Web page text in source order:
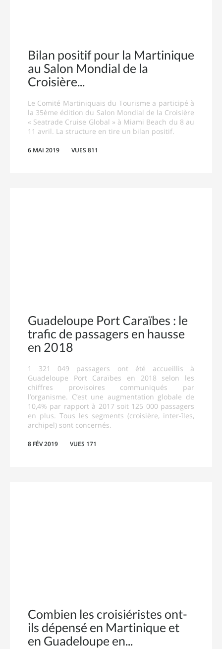
Bilan positif pour la Martinique
au Salon Mondial de la
Croisière
Le Comité Martiniquais du Tourisme a participé à
la 35ème édition du Salon Mondial de la Croisière
« Seatrade Cruise Global » à Miami Beach du 8 au
11 avril. La structure en tire un bilan positif.
6 MAI 2019 VUES 811
Guadeloupe Port Caraïbes : le
trafic de passagers en hausse
en 2018
1 321 049 passagers ont été accueillis à
Guadeloupe Port Caraïbes en 2018 selon les
chiffres provisoires communiqués par
l’organisme. C’est une augmentation globale de
10,4% par rapport à 2017 soit 125 000 passagers
en plus. Tous les segments (croisière, inter-îles,
archipel) sont concernés.
8 FÉV 2019 VUES 171
Combien les croisiéristes ont-
ils dépensé en Martinique et
en Guadeloupe en